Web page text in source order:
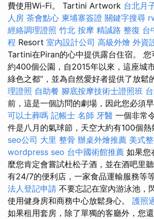
費使用Wi-Fi。 Tartini Artwork 台北月
人房 茶會點心 柬埔寨簽證 關鍵字搜尋
經絡調理證照 竹北 按摩 精誠路 整復 台
程 Resort 室內設計公司 高級外燴 外資
Tartini在Piran的心中提供露台住宿。 您
約400個公園，自2015年以來，這座城
綠色之都”，並為自然愛好者提供了放鬆
理證照 自助餐 腳底按摩技術士證照班
前，這是一個訪問的劇場，因此您必須
可以土葬嗎 記帳士 名師 牙醫 一個非常
件是八月的氣球節，天空大約有100個熱
seo公司 大里 整骨 辦桌外燴推薦 美式
wordpress seo 台中國術館推薦 如果您
麼您肯定會嘗試杜松子酒，並在酒吧里聽
有24/7的便利店，一家食品運輸服務等
法人登記申請 不要忘記在室內游泳池，
使用健身房和商務中心放鬆身心。 護照
如果租用套房，除了單獨的客廳外，您